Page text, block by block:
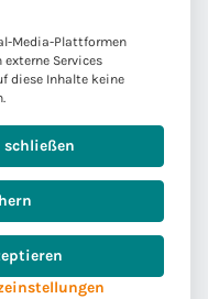
der gesamten
seit vielen
zur
und
Media-Plattformen
Services
diese Inhalte keine